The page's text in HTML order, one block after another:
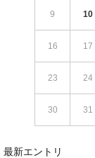
9 10
16 17
23 24
30 31
最新エントリ